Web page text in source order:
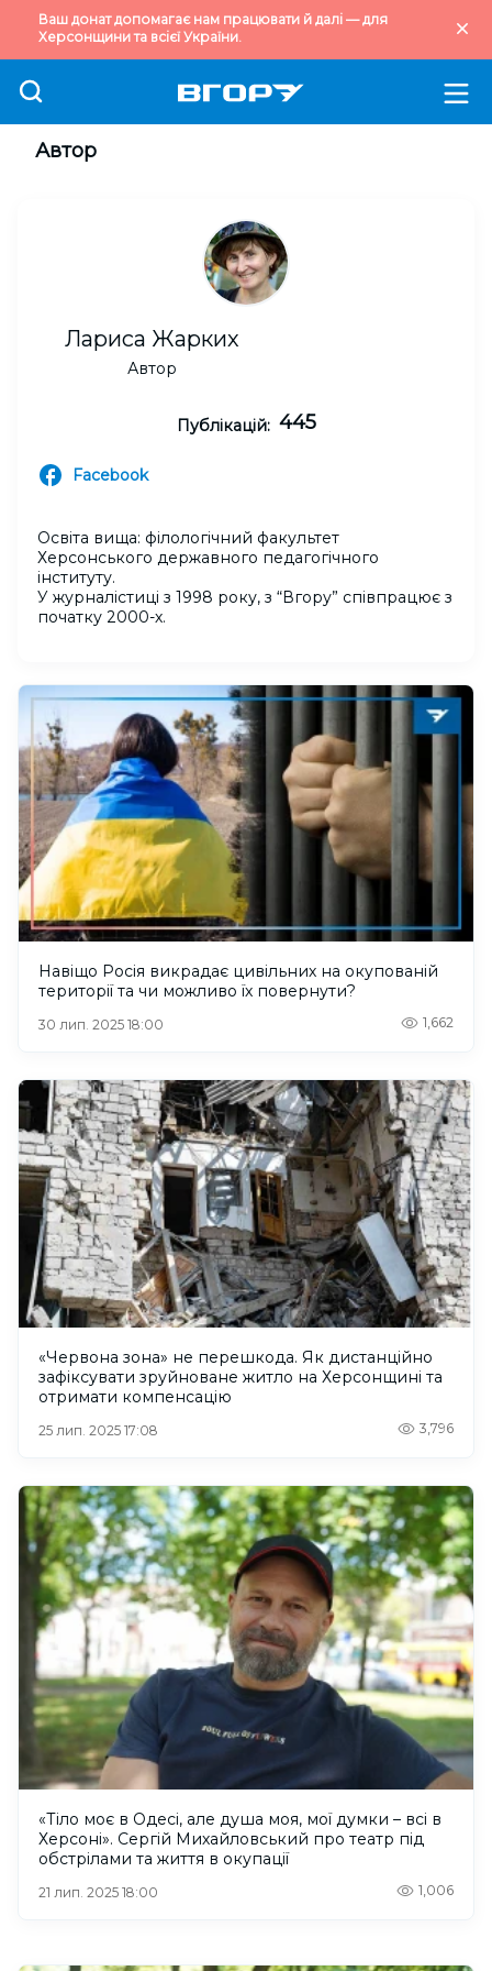
Ваш донат допомагає нам працювати й далі — для
Херсонщини та всієї України.
Автор
Лариса Жарких
Автор
Публікацій: 445
Facebook
Освіта вища: філологічний факультет
Херсонського державного педагогічного
інституту.
У журналістиці з 1998 року, з “Вгору” співпрацює з
початку 2000-х.
Навіщо Росія викрадає цивільних на окупованій
території та чи можливо їх повернути?
30 лип. 2025 18:00 1,662
«Червона зона» не перешкода. Як дистанційно
зафіксувати зруйноване житло на Херсонщині та
отримати компенсацію
25 лип. 2025 17:08 3,796
«Тіло моє в Одесі, але душа моя, мої думки – всі в
Херсоні». Сергій Михайловський про театр під
обстрілами та життя в окупації
21 лип. 2025 18:00 1,006